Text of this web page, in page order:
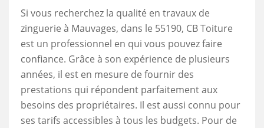
Si vous recherchez la qualité en travaux de
zinguerie à Mauvages, dans le 55190, CB Toiture
est un professionnel en qui vous pouvez faire
confiance. Grâce à son expérience de plusieurs
années, il est en mesure de fournir des
prestations qui répondent parfaitement aux
besoins des propriétaires. Il est aussi connu pour
ses tarifs accessibles à tous les budgets. Pour de